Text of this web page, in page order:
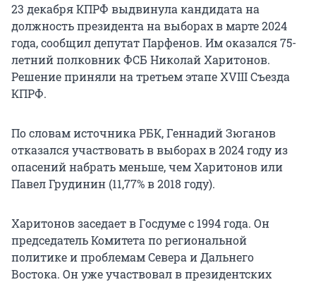
23 декабря КПРФ выдвинула кандидата на
должность президента на выборах в марте 2024
года, сообщил депутат Парфенов. Им оказался 75-
летний полковник ФСБ Николай Харитонов.
Решение приняли на третьем этапе XVIII Съезда
КПРФ.
По словам источника РБК, Геннадий Зюганов
отказался участвовать в выборах в 2024 году из
опасений набрать меньше, чем Харитонов или
Павел Грудинин (11,77% в 2018 году).
Харитонов заседает в Госдуме с 1994 года. Он
председатель Комитета по региональной
политике и проблемам Севера и Дальнего
Востока. Он уже участвовал в президентских